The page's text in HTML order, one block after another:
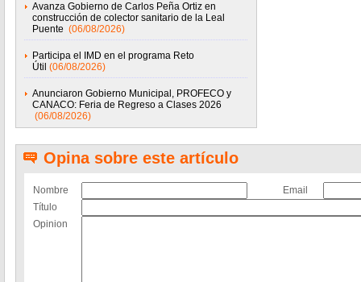
Avanza Gobierno de Carlos Peña Ortiz en
construcción de colector sanitario de la Leal
Puente (06/08/2026)
Participa el IMD en el programa Reto
Útil (06/08/2026)
Anunciaron Gobierno Municipal, PROFECO y
CANACO: Feria de Regreso a Clases 2026
(06/08/2026)
Opina sobre este artículo
Nombre
Email
Título
Opinion